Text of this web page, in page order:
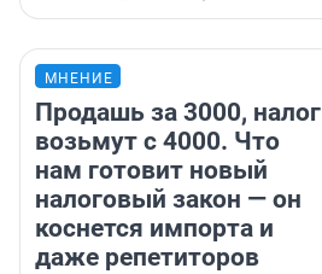
МНЕНИЕ
Продашь за 3000, налог
возьмут с 4000. Что
нам готовит новый
налоговый закон — он
коснется импорта и
даже репетиторов